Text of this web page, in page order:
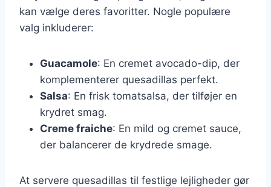
kan vælge deres favoritter. Nogle populære
valg inkluderer:
Guacamole: En cremet avocado-dip, der
komplementerer quesadillas perfekt.
Salsa: En frisk tomatsalsa, der tilføjer en
krydret smag.
Creme fraiche: En mild og cremet sauce,
der balancerer de krydrede smage.
At servere quesadillas til festlige lejligheder gør